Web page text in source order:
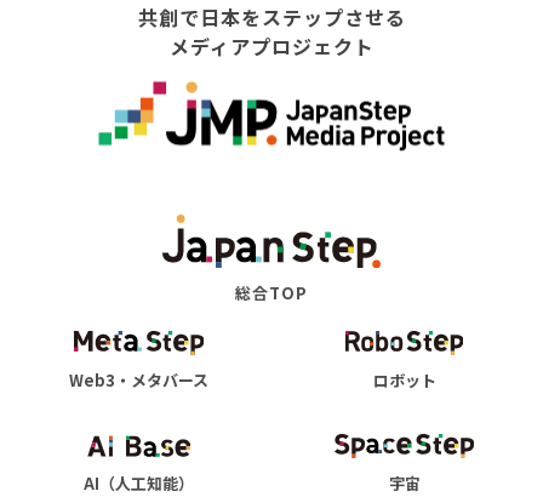
共創で日本をステップさせる
メディアプロジェクト
総合TOP
Web3・メタバース ロボット
AI（人工知能） 宇宙